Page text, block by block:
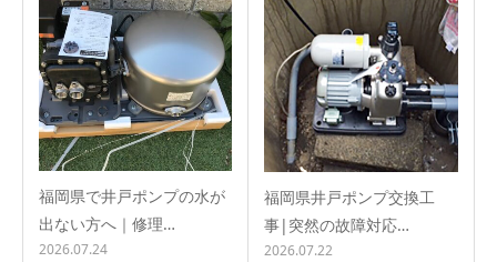
福岡県で井戸ポンプの水が
出ない方へ｜修理…
2026.07.24
福岡県井戸ポンプ交換工
事|突然の故障対応…
2026.07.22